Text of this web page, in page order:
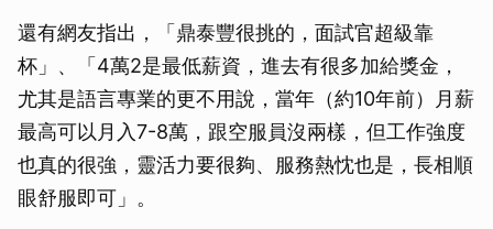
還有網友指出，「鼎泰豐很挑的，面試官超級靠
杯」、「4萬2是最低薪資，進去有很多加給獎金，
尤其是語言專業的更不用說，當年（約10年前）月薪
最高可以月入7-8萬，跟空服員沒兩樣，但工作強度
也真的很強，靈活力要很夠、服務熱忱也是，長相順
眼舒服即可」。